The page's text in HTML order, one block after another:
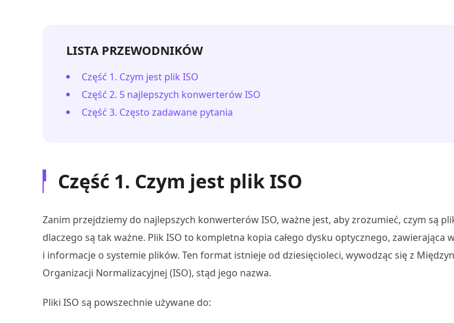
LISTA PRZEWODNIKÓW
Część 1. Czym jest plik ISO
Część 2. 5 najlepszych konwerterów ISO
Część 3. Często zadawane pytania
Część 1. Czym jest plik ISO
Zanim przejdziemy do najlepszych konwerterów ISO, ważne jest, aby zrozumieć, czym są
dlaczego są tak ważne. Plik ISO to kompletna kopia całego dysku optycznego, zawierająca
i informacje o systemie plików. Ten format istnieje od dziesięcioleci, wywodząc się z
Organizacji Normalizacyjnej (ISO), stąd jego nazwa.
Pliki ISO są powszechnie używane do: